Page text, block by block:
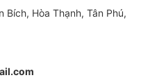
Hòa Thạnh, Tân Phú,